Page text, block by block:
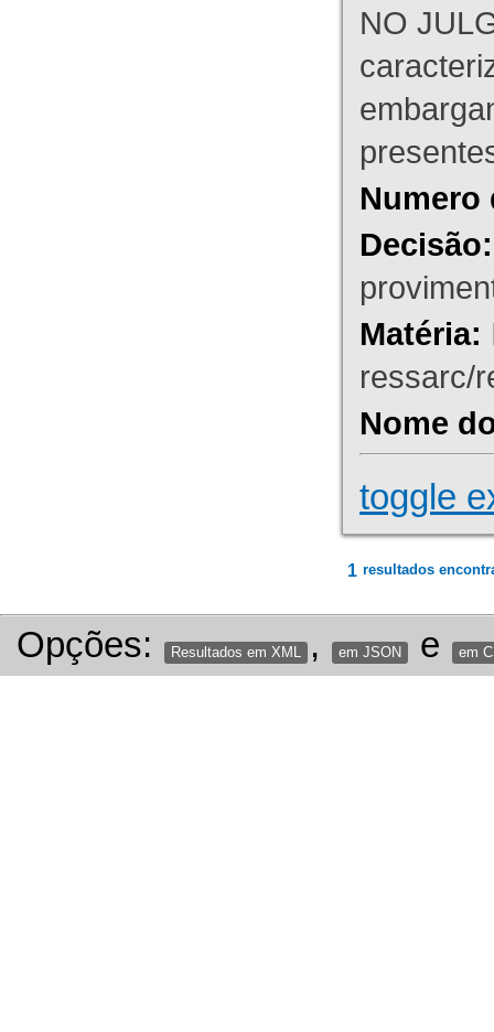
NO
Numero
Decisão:
Matéria:
ressarc/
Nome
toggle
1 resultados
Opções: Resultados em XML , em JSON e em